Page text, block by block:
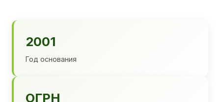
2001
Год основания
ОГРН